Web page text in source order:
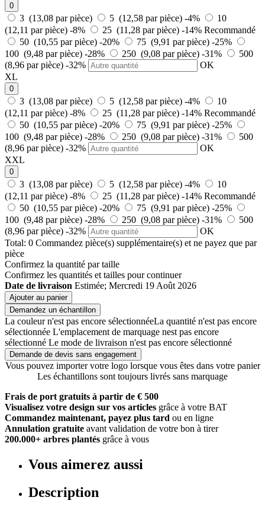
0
3 (13,08 par pièce) 5 (12,58 par pièce) -4%
10
(12,11 par pièce) -8% 25 (11,28 par pièce) -14% Recommandé
50 (10,55 par pièce) -20% 75 (9,91 par pièce) -25%
100 (9,48 par pièce) -28% 250 (9,08 par pièce) -31%
500
(8,96 par pièce) -32%
OK
XL
0
3 (13,08 par pièce) 5 (12,58 par pièce) -4%
10
(12,11 par pièce) -8% 25 (11,28 par pièce) -14% Recommandé
50 (10,55 par pièce) -20% 75 (9,91 par pièce) -25%
100 (9,48 par pièce) -28% 250 (9,08 par pièce) -31%
500
(8,96 par pièce) -32%
OK
XXL
0
3 (13,08 par pièce) 5 (12,58 par pièce) -4%
10
(12,11 par pièce) -8% 25 (11,28 par pièce) -14% Recommandé
50 (10,55 par pièce) -20% 75 (9,91 par pièce) -25%
100 (9,48 par pièce) -28% 250 (9,08 par pièce) -31%
500
(8,96 par pièce) -32%
OK
Total: 0 Commandez pièce(s) supplémentaire(s) et ne payez que par
pièce
Confirmez la quantité par taille
Confirmez les quantités et tailles pour continuer
Date de livraison Estimée; Mercredi 19 Août 2026
Ajouter au panier
Demandez un échantillon
La couleur n'est pas encore sélectionnéeLa quantité n'est pas encore
sélectionnée L'emplacement de marquage nest pas encore
sélectionné Le mode de livraison n'est pas encore sélectionné
Demande de devis sans engagement
Vous pouvez importer votre logo lorsque vous êtes dans votre panier
Les échantillons sont toujours livrés sans marquage
Frais de port gratuits à partir de € 500
Visualisez votre design sur vos articles grâce à votre BAT
Commandez maintenant, payez plus tard ou en ligne
Annulation gratuite avant validation de votre bon à tirer
200.000+ arbres plantés grâce à vous
Vous aimerez aussi
Description